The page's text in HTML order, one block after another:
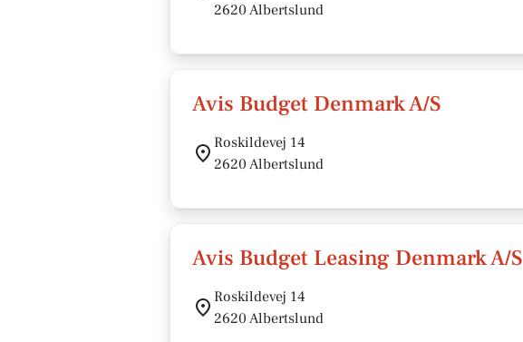
2620 Albertslund
Avis Budget Denmark A/S
Roskildevej 14
2620 Albertslund
Avis Budget Leasing Denmark A/S
Roskildevej 14
2620 Albertslund